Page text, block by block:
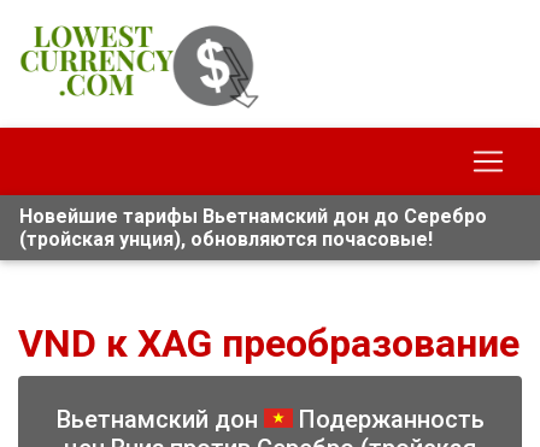
Новейшие тарифы Вьетнамский дон до Серебро
(тройская унция), обновляются почасовые!
VND к XAG преобразование
Вьетнамский дон
Подержанность